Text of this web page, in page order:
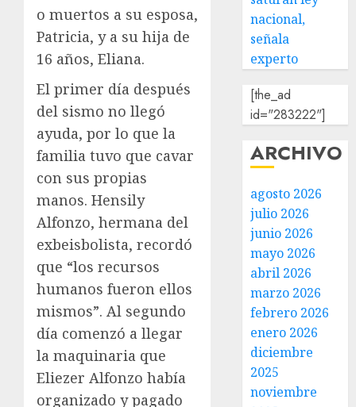
o muertos a su esposa,
Patricia, y a su hija de
16 años, Eliana.
El primer día después
del sismo no llegó
ayuda, por lo que la
familia tuvo que cavar
con sus propias
manos. Hensily
Alfonzo, hermana del
exbeisbolista, recordó
que “los recursos
humanos fueron ellos
mismos”. Al segundo
día comenzó a llegar
la maquinaria que
Eliezer Alfonzo había
organizado y pagado
nacional,
señala
experto
[the_ad
id="283222"]
ARCHIVO
agosto 2026
julio 2026
junio 2026
mayo 2026
abril 2026
marzo 2026
febrero 2026
enero 2026
diciembre
2025
noviembre